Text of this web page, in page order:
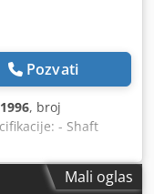
Pozvati
1996, broj
- Shaft
mm - Brzina vožnje
Ubrjpfx Ambsa -
x D 800 mm - Težina
Mali oglas